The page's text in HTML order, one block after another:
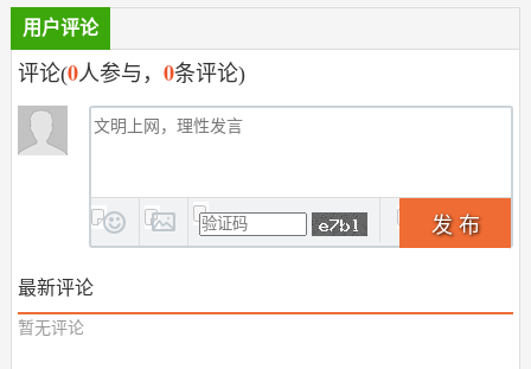
用户评论
评论(0人参与， 0条评论)
发 布
最新评论
暂无评论